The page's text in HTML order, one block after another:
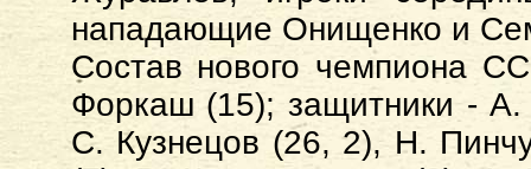
нападающие Онищенко и
Состав нового чемпиона
Форкаш (15); защитники -
С. Кузнецов (26, 2), Н.